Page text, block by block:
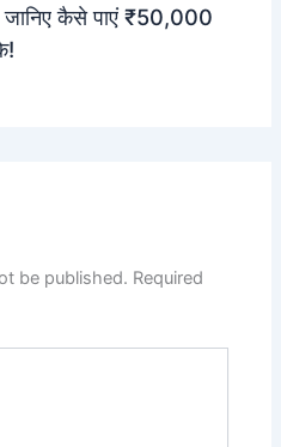
जानिए कैसे पाएं ₹50,000
be published. Required